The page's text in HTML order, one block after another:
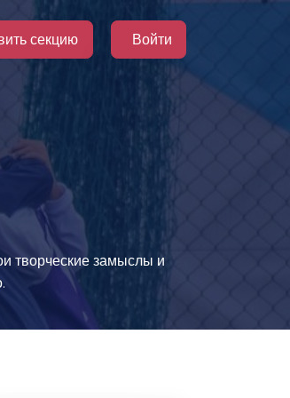
секцию Войти
творческие замыслы и